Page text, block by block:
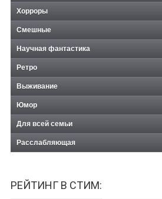
Хорроры
Смешные
Научная фантастика
Ретро
Выживание
Юмор
Для всей семьи
Расслабляющая
РЕЙТИНГ В СТИМ: